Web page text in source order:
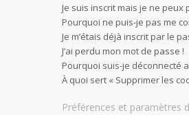
Je suis inscrit mais je ne peux
Pourquoi ne puis-je pas me
Je m’étais déjà inscrit par le
J’ai perdu mon mot de passe !
Pourquoi suis-je déconnecté
À quoi sert « Supprimer les
Préférences et paramètres